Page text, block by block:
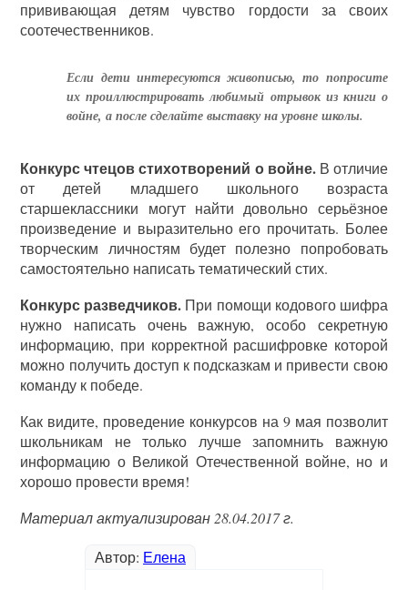
прививающая детям чувство гордости за своих
соотечественников.
Если дети интересуются живописью, то попросите
их проиллюстрировать любимый отрывок из книги о
войне, а после сделайте выставку на уровне школы.
Конкурс чтецов стихотворений о войне.В отличие
от детей младшего школьного возраста
старшеклассники могут найти довольно серьёзное
произведение и выразительно его прочитать. Более
творческим личностям будет полезно попробовать
самостоятельно написать тематический стих.
Конкурс разведчиков. При помощи кодового шифра
нужно написать очень важную, особо секретную
информацию, при корректной расшифровке которой
можно получить доступ к подсказкам и привести свою
команду к победе.
Как видите, проведение конкурсов на 9 мая позволит
школьникам не только лучше запомнить важную
информацию о Великой Отечественной войне, но и
хорошо провести время!
Материал актуализирован 28.04.2017 г.
Автор: Елена